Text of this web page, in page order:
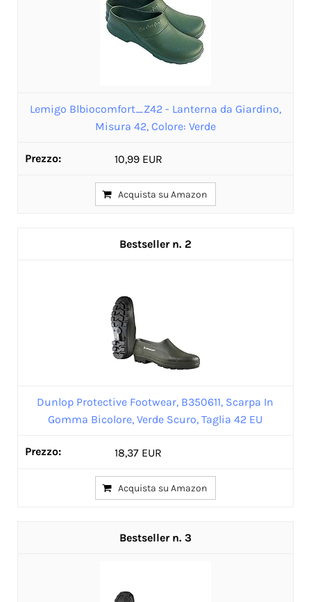
Lemigo Blbiocomfort_Z42 - Lanterna da Giardino,
Misura 42, Colore: Verde
10,99 EUR
Acquista su Amazon
2
Dunlop Protective Footwear, B350611, Scarpa In
Gomma Bicolore, Verde Scuro, Taglia 42 EU
18,37 EUR
Acquista su Amazon
3